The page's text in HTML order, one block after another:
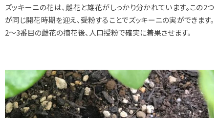
ズッキーニの花は、雌花と雄花がしっかり分かれています。この2つ
が同じ開花時期を迎え、受粉することでズッキーニの実ができます。
2～3番目の雌花の摘花後、人口授粉で確実に着果させます。